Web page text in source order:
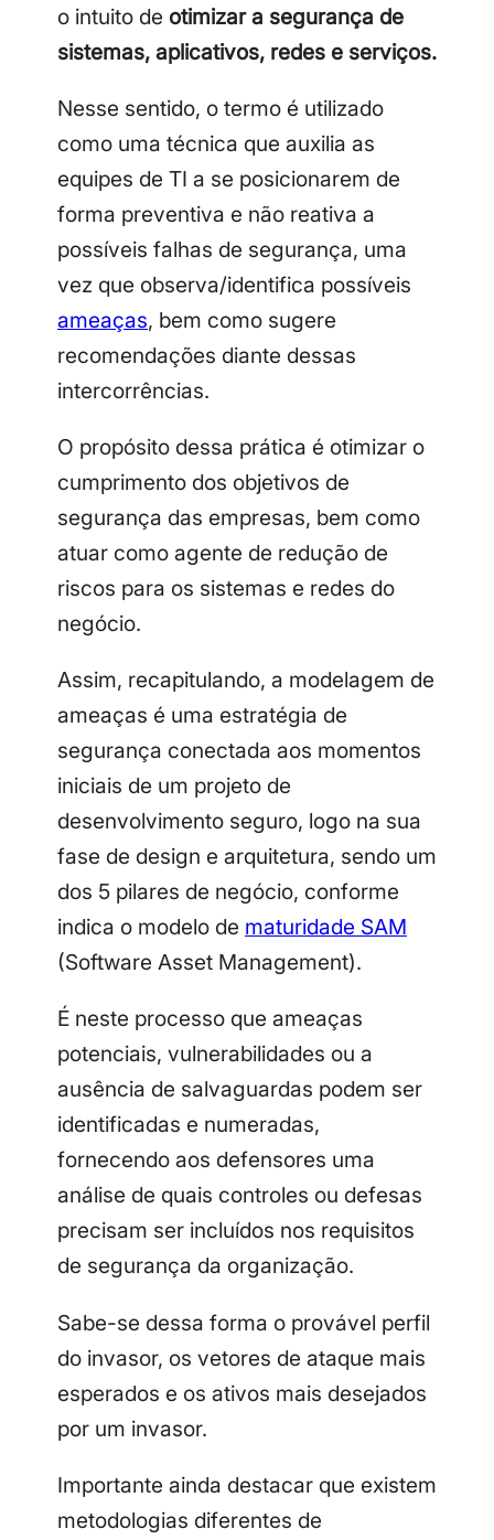
o intuito de otimizar a segurança de
sistemas, aplicativos, redes e serviços.
Nesse sentido, o termo é utilizado
como uma técnica que auxilia as
equipes de TI a se posicionarem de
forma preventiva e não reativa a
possíveis falhas de segurança, uma
vez que observa/identifica possíveis
ameaças, bem como sugere
recomendações diante dessas
intercorrências.
O propósito dessa prática é otimizar o
cumprimento dos objetivos de
segurança das empresas, bem como
atuar como agente de redução de
riscos para os sistemas e redes do
negócio.
Assim, recapitulando, a modelagem de
ameaças é uma estratégia de
segurança conectada aos momentos
iniciais de um projeto de
desenvolvimento seguro, logo na sua
fase de design e arquitetura, sendo um
dos 5 pilares de negócio, conforme
indica o modelo de maturidade SAM
(Software Asset Management).
É neste processo que ameaças
potenciais, vulnerabilidades ou a
ausência de salvaguardas podem ser
identificadas e numeradas,
fornecendo aos defensores uma
análise de quais controles ou defesas
precisam ser incluídos nos requisitos
de segurança da organização.
Sabe-se dessa forma o provável perfil
do invasor, os vetores de ataque mais
esperados e os ativos mais desejados
por um invasor.
Importante ainda destacar que existem
metodologias diferentes de